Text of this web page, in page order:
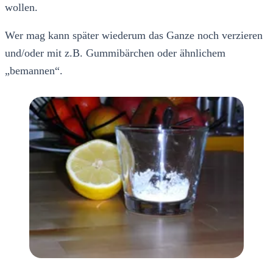
wollen.
Wer mag kann später wiederum das Ganze noch verzieren
und/oder mit z.B. Gummibärchen oder ähnlichem
„bemannen“.